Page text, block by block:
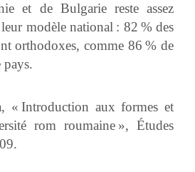
et de Bulgarie reste assez
modèle national : 82 % des
orthodoxes, comme 86 % de
« Introduction aux formes et
rom roumaine », Études